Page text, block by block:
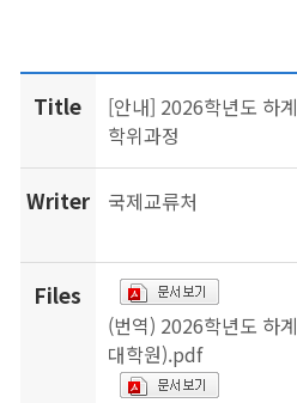
Title
[안내] 2026학년도 하
학위과정
Writer 국제교류처
Files
(번역) 2026학년도 하
대학원).pdf